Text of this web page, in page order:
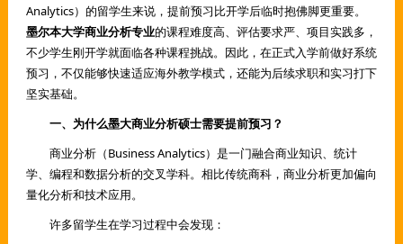
Analytics）的留学生来说，提前预习比开学后临时抱佛脚更重要。
墨尔本大学商业分析专业的课程难度高、评估要求严、项目实践多，
不少学生刚开学就面临各种课程挑战。因此，在正式入学前做好系统
预习，不仅能够快速适应海外教学模式，还能为后续求职和实习打下
坚实基础。
一、为什么墨大商业分析硕士需要提前预习？
商业分析（Business Analytics）是一门融合商业知识、统计
学、编程和数据分析的交叉学科。相比传统商科，商业分析更加偏向
量化分析和技术应用。
许多留学生在学习过程中会发现：